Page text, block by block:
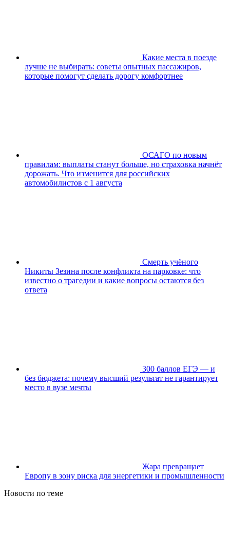
Какие места в поезде
лучше не выбирать: советы опытных пассажиров,
которые помогут сделать дорогу комфортнее
ОСАГО по новым
правилам: выплаты станут больше, но страховка начнёт
дорожать. Что изменится для российских
автомобилистов с 1 августа
Смерть учёного
Никиты Зезина после конфликта на парковке: что
известно о трагедии и какие вопросы остаются без
ответа
300 баллов ЕГЭ — и
без бюджета: почему высший результат не гарантирует
место в вузе мечты
Жара превращает
Европу в зону риска для энергетики и промышленности
Новости по теме